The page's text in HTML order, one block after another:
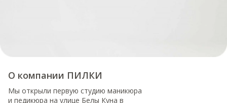
О компании ПИЛКИ
Мы открыли первую студию маникюра
и педикюра на улице Белы Куна в